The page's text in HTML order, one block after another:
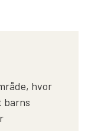
hvor
barns